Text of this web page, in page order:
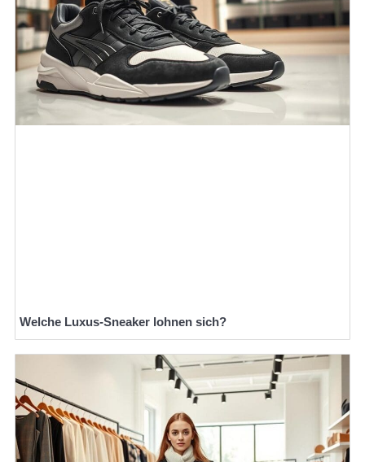
Welche Luxus-Sneaker lohnen sich?